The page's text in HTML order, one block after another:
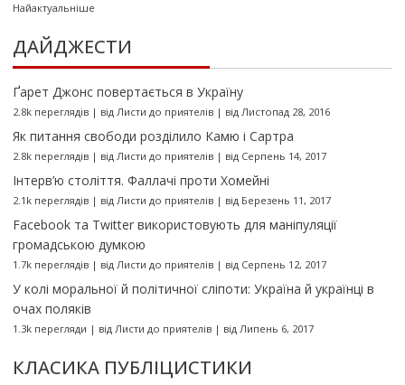
Найактуальніше
ДАЙДЖЕСТИ
Ґарет Джонс повертається в Україну
2.8k переглядів| від Листи до приятелів| від Листопад 28, 2016
Як питання свободи розділило Камю і Сартра
2.8k переглядів| від Листи до приятелів| від Серпень 14, 2017
Інтерв’ю століття. Фаллачі проти Хомейні
2.1k переглядів| від Листи до приятелів| від Березень 11, 2017
Facebook та Twitter використовують для маніпуляції
громадською думкою
1.7k переглядів| від Листи до приятелів| від Серпень 12, 2017
У колі моральної й політичної сліпоти: Україна й українці в
очах поляків
1.3k перегляди | від Листи до приятелів| від Липень 6, 2017
КЛАСИКА ПУБЛІЦИСТИКИ